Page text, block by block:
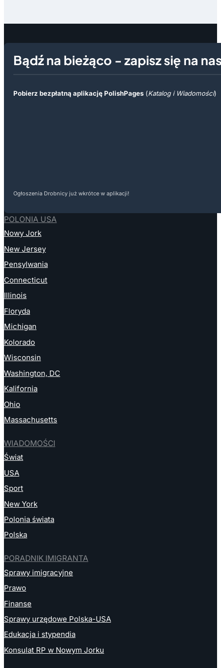
Bądź na bieżąco - zapisz się na
Pobierz bezpłatną aplikację PolishPages (Katalog i Wiadomości)
Ogłoszenia Drobnicy już wkrótce w aplikacji!
POLONIA USA
Nowy Jork
New Jersey
Pensylwania
Connecticut
Illinois
Floryda
Michigan
Kolorado
Wisconsin
Washington, DC
Kalifornia
Ohio
Massachusetts
WIADOMOŚCI
Świat
USA
Sport
New York
Polonia świata
Polska
PORADNIK IMIGRANTA
Sprawy imigracyjne
Prawo
Finanse
Sprawy urzędowe Polska-USA
Edukacja i stypendia
Konsulat RP w Nowym Jorku